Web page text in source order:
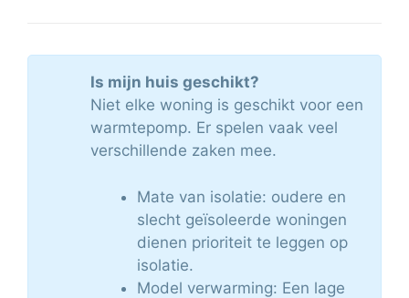
Is mijn huis geschikt?
Niet elke woning is geschikt voor een
warmtepomp. Er spelen vaak veel
verschillende zaken mee.
Mate van isolatie: oudere en
slecht geïsoleerde woningen
dienen prioriteit te leggen op
isolatie.
Model verwarming: Een lage